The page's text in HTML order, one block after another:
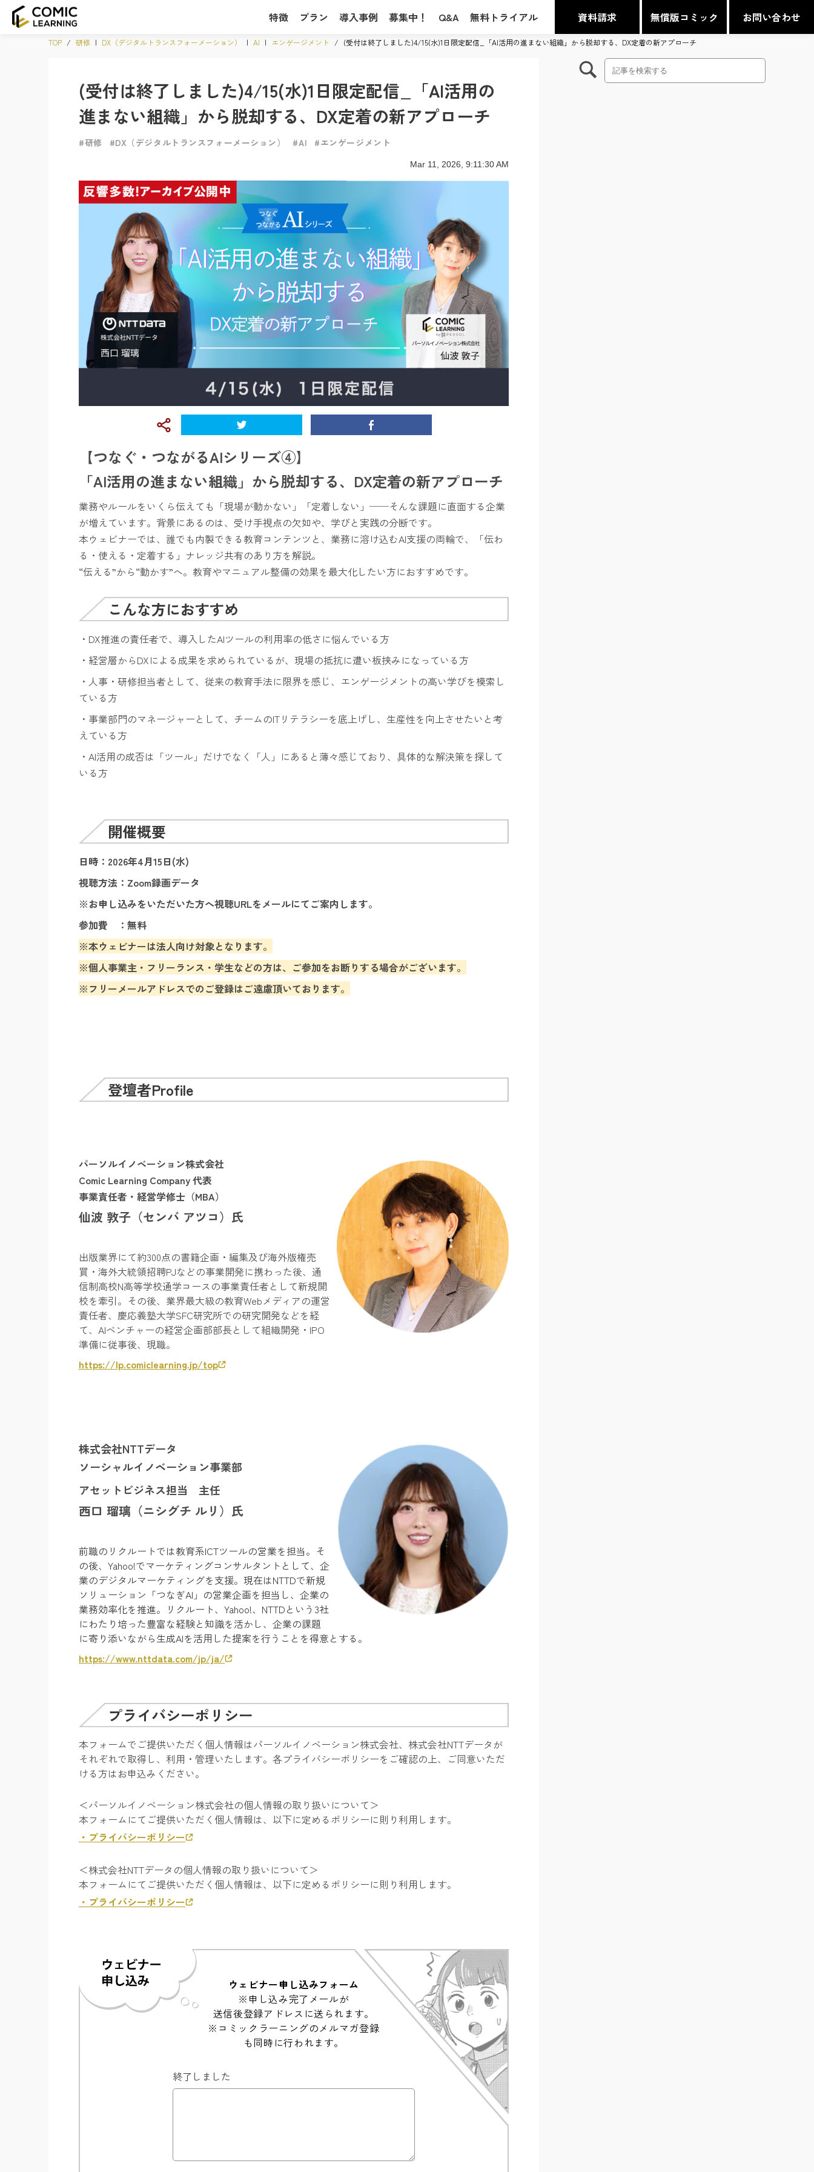
特徴 プラン 導入事例 募集中！ Q&A 無料トライアル 資料請求 無償版コミック お問い合わせ
TOP / 研修 | DX（デジタルトランスフォーメーション） | AI | エンゲージメント / (受付は終了しました)4/15(水)1日限定配信_「AI活用の進まない組織」から脱却する、DX定着の新アプローチ
(受付は終了しました)4/15(水)1日限定配信_「AI活用の
進まない組織」から脱却する、DX定着の新アプローチ
#研修 #DX（デジタルトランスフォーメーション） #AI #エンゲージメント
Mar 11, 2026, 9:11:30 AM
【つなぐ・つながるAIシリーズ④】
「AI活用の進まない組織」から脱却する、DX定着の新アプローチ
業務やルールをいくら伝えても「現場が動かない」「定着しない」──そんな課題に直面する企業
が増えています。背景にあるのは、受け手視点の欠如や、学びと実践の分断です。
本ウェビナーでは、誰でも内製できる教育コンテンツと、業務に溶け込むAI支援の両輪で、「伝わ
る・使える・定着する」ナレッジ共有のあり方を解説。
“伝える”から“動かす”へ。教育やマニュアル整備の効果を最大化したい方におすすめです。
こんな方におすすめ
・DX推進の責任者で、導入したAIツールの利用率の低さに悩んでいる方
・経営層からDXによる成果を求められているが、現場の抵抗に遭い板挟みになっている方
・人事・研修担当者として、従来の教育手法に限界を感じ、エンゲージメントの高い学びを模索し
ている方
・事業部門のマネージャーとして、チームのITリテラシーを底上げし、生産性を向上させたいと考
えている方
・AI活用の成否は「ツール」だけでなく「人」にあると薄々感じており、具体的な解決策を探して
いる方
開催概要
日時：2026年4月15日(水)
視聴方法： Zoom録画データ
※お申し込みをいただいた方へ視聴URLをメールにてご案内します。
参加費 ：無料
※本ウェビナーは法人向け対象となります。​
※個人事業主・フリーランス・学生などの方は、ご参加をお断りする場合がございます。​
※フリーメールアドレスでのご登録はご遠慮頂いております。
登壇者Profile
パーソルイノベーション株式会社
Comic Learning Company 代表
事業責任者・経営学修士（MBA）
仙波 敦子（センバ アツコ）氏
出版業界にて約300点の書籍企画・編集及び海外版権売
買・海外大統領招聘PJなどの事業開発に携わった後、通
信制高校N高等学校通学コースの事業責任者として新規開
校を牽引。その後、業界最大級の教育Webメディアの運営
責任者、慶応義塾大学SFC研究所での研究開発などを経
て、AIベンチャーの経営企画部部長として組織開発・IPO
準備に従事後、現職。
https://lp.comiclearning.jp/top
株式会社NTTデータ
ソーシャルイノベーション事業部
アセットビジネス担当 主任
西口 瑠璃（ニシグチ ルリ ）氏
前職のリクルートでは教育系ICTツールの営業を担当。そ
の後、Yahoo!でマーケティングコンサルタントとして、企
業のデジタルマーケティングを支援。現在はNTTDで新規
ソリューション「つなぎAI」の営業企画を担当し、企業の
業務効率化を推進。リクルート、Yahoo!、NTTDという3社
にわたり培った豊富な経験と知識を活かし、企業の課題
に寄り添いながら生成AIを活用した提案を行うことを得意とする。
https://www.nttdata.com/jp/ja/
プライバシーポリシー
本フォームでご提供いただく個人情報はパーソルイノベーション株式会社、株式会社NTTデータが
それぞれで取得し、利用・管理いたします。各プライバシーポリシーをご確認の上、ご同意いただ
ける方はお申込みください。
＜パーソルイノベーション株式会社の個人情報の取り扱いについて＞
本フォームにてご提供いただく個人情報は、以下に定めるポリシーに則り利用します。
・プライバシーポリシー
＜株式会社NTTデータの個人情報の取り扱いについて＞
本フォームにてご提供いただく個人情報は、以下に定めるポリシーに則り利用します。
・プライバシーポリシー
ウェビナー申し込みフォーム
※申し込み完了メールが
送信後登録アドレスに送られます。
※コミックラーニングのメルマガ登録
も同時に行われます。
終了しました